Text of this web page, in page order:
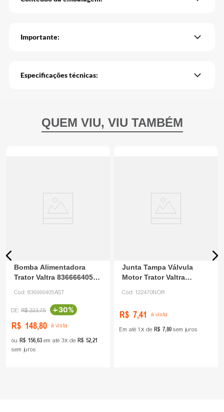
Importante:
Especificações técnicas:
Bomba Alimentadora
Trator Valtra 836666405
Cód: 836666405AST
R$ 223,75 -30%
R$ 148,80 à vista
ou R$ 15663 em até 3 de R$ 5221
sem juros
Junta Tampa Válvula
Motor Trator Valtra
Cód: 122470NOR
R$ 7,41 à vista
Em até 1 de R$ 780 sem juros